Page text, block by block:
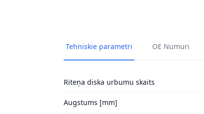
Tehniskie parametri OE Numuri
Riteņa diska urbumu skaits
Augstums [mm]